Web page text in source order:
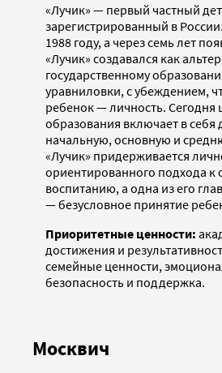
«Лучик» — первый частный
зарегистрированный в
1988 году, а через семь лет
«Лучик» создавался как
государственному
уравниловки, с убеждением,
ребенок — личность. Сегодня
образования включает в себя
начальную, основную и
«Лучик» придерживается
ориентированного подхода к
воспитанию, а одна из его
— безусловное принятие
Приоритетные ценности:
достижения и
семейные ценности,
безопасность и поддержка.
Москвич